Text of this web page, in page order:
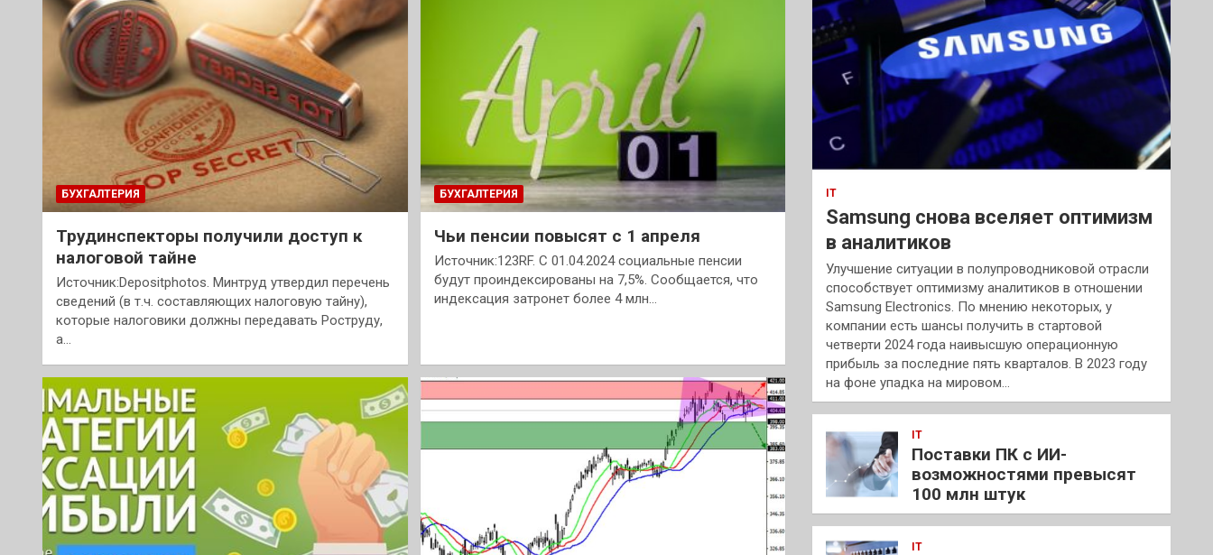
БУХГАЛТЕРИЯ
Трудинспекторы получили доступ к
налоговой тайне
Источник:Depositphotos. Минтруд утвердил перечень
сведений (в т.ч. составляющих налоговую тайну),
которые налоговики должны передавать Роструду,
а…
БУХГАЛТЕРИЯ
Чьи пенсии повысят с 1 апреля
Источник:123RF. С 01.04.2024 социальные пенсии
будут проиндексированы на 7,5%. Сообщается, что
индексация затронет более 4 млн…
IT
Samsung снова вселяет оптимизм
в аналитиков
Улучшение ситуации в полупроводниковой отрасли
способствует оптимизму аналитиков в отношении
Samsung Electronics. По мнению некоторых, у
компании есть шансы получить в стартовой
четверти 2024 года наивысшую операционную
прибыль за последние пять кварталов. В 2023 году
на фоне упадка на мировом…
IT
Поставки ПК с ИИ-
возможностями превысят
100 млн штук
IT